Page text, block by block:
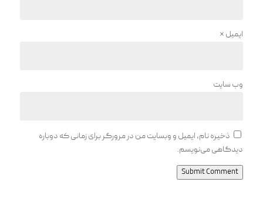
ایمیل *
وب‌ سایت
ذخیره نام، ایمیل و وبسایت من در مرورگر برای زمانی که دوباره
دیدگاهی می‌نویسم.
Submit Comment